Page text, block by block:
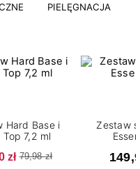
PIELĘGNACJA
Hard Base i
Top 7,2 ml
zł 79,98 zł
Zestaw